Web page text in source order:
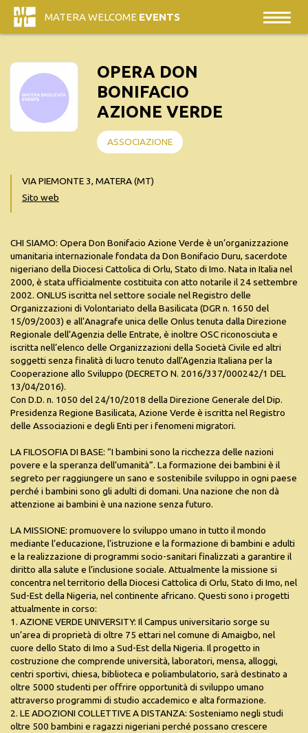
MATERA WELCOME EVENTS
OPERA DON
BONIFACIO
AZIONE VERDE
ASSOCIAZIONE
VIA PIEMONTE 3, MATERA (MT)
Sito web
CHI SIAMO: Opera Don Bonifacio Azione Verde è un’organizzazione
umanitaria internazionale fondata da Don Bonifacio Duru, sacerdote
nigeriano della Diocesi Cattolica di Orlu, Stato di Imo. Nata in Italia nel
2000, è stata ufficialmente costituita con atto notarile il 24 settembre
2002. ONLUS iscritta nel settore sociale nel Registro delle
Organizzazioni di Volontariato della Basilicata (DGR n. 1650 del
15/09/2003) e all’Anagrafe unica delle Onlus tenuta dalla Direzione
Regionale dell’Agenzia delle Entrate, è inoltre OSC riconosciuta e
iscritta nell’elenco delle Organizzazioni della Società Civile ed altri
soggetti senza finalità di lucro tenuto dall'Agenzia Italiana per la
Cooperazione allo Sviluppo (DECRETO N. 2016/337/000242/1 DEL
13/04/2016).
Con D.D. n. 1050 del 24/10/2018 della Direzione Generale del Dip.
Presidenza Regione Basilicata, Azione Verde è iscritta nel Registro
delle Associazioni e degli Enti per i fenomeni migratori.
LA FILOSOFIA DI BASE: “I bambini sono la ricchezza delle nazioni
povere e la speranza dell’umanità”. La formazione dei bambini è il
segreto per raggiungere un sano e sostenibile sviluppo in ogni paese
perché i bambini sono gli adulti di domani. Una nazione che non dà
attenzione ai bambini è una nazione senza futuro.
LA MISSIONE: promuovere lo sviluppo umano in tutto il mondo
mediante l’educazione, l’istruzione e la formazione di bambini e adulti
e la realizzazione di programmi socio-sanitari finalizzati a garantire il
diritto alla salute e l’inclusione sociale. Attualmente la missione si
concentra nel territorio della Diocesi Cattolica di Orlu, Stato di Imo, nel
Sud-Est della Nigeria, nel continente africano. Questi sono i progetti
attualmente in corso:
1. AZIONE VERDE UNIVERSITY: Il Campus universitario sorge su
un’area di proprietà di oltre 75 ettari nel comune di Amaigbo, nel
cuore dello Stato di Imo a Sud-Est della Nigeria. Il progetto in
costruzione che comprende università, laboratori, mensa, alloggi,
centri sportivi, chiesa, biblioteca e poliambulatorio, sarà destinato a
oltre 5000 studenti per offrire opportunità di sviluppo umano
attraverso programmi di studio accademico e alta formazione.
2. LE ADOZIONI COLLETTIVE A DISTANZA: Sosteniamo negli studi
oltre 500 bambini e ragazzi nigeriani perché possano crescere